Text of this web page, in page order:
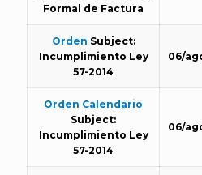
Formal de Factura
Orden Subject:
Incumplimiento Ley
57-2014
06/
Orden Calendario
Subject:
Incumplimiento Ley
57-2014
06/